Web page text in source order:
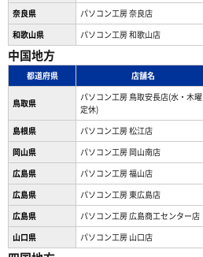
奈良県
パソコン工房 奈良店
和歌山県
パソコン工房 和歌山店
中国地方
都道府県 店舗名
鳥取県
パソコン工房 鳥取安長店(水・木曜
定休)
島根県 パソコン工房 松江店
岡山県
パソコン工房 岡山南店
広島県
パソコン工房 福山店
広島県
パソコン工房 東広島店
広島県
パソコン工房 広島商工センター店
山口県
パソコン工房 山口店